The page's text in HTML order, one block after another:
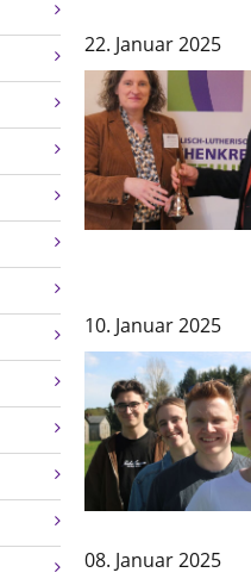
22. Januar 2025
10. Januar 2025
08. Januar 2025